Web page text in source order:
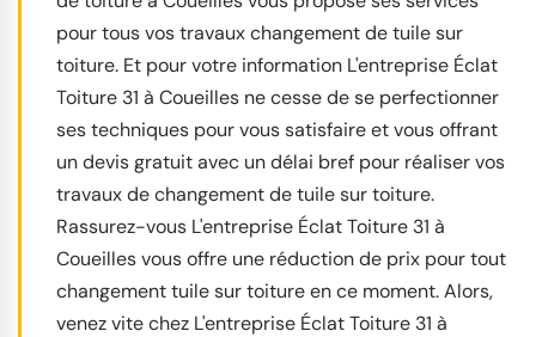
pour tous vos travaux changement de tuile sur
toiture. Et pour votre information L'entreprise Éclat
Toiture 31 à Coueilles ne cesse de se perfectionner
ses techniques pour vous satisfaire et vous offrant
un devis gratuit avec un délai bref pour réaliser vos
travaux de changement de tuile sur toiture.
Rassurez-vous L'entreprise Éclat Toiture 31 à
Coueilles vous offre une réduction de prix pour tout
changement tuile sur toiture en ce moment. Alors,
venez vite chez L'entreprise Éclat Toiture 31 à